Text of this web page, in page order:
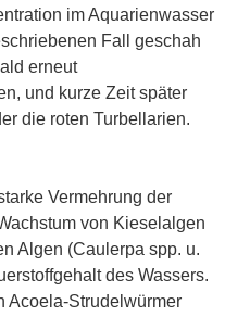
im Aquarienwasser
Fall geschah
erneut
und kurze Zeit später
die roten Turbellarien.
Vermehrung der
von Kieselalgen
Algen (Caulerpa spp. u.
des Wassers.
Acoela-Strudelwürmer